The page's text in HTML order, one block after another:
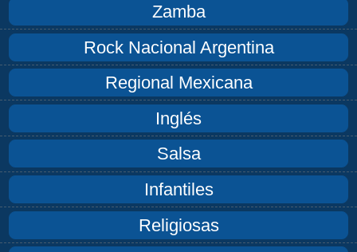
Zamba
Rock Nacional Argentina
Regional Mexicana
Inglés
Salsa
Infantiles
Religiosas